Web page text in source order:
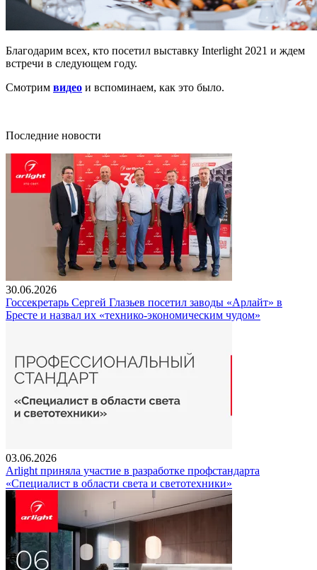
Благодарим всех, кто посетил выставку Interlight 2021 и ждем
встречи в следующем году.
Смотрим видео и вспоминаем, как это было.
Последние новости
30.06.2026
Госсекретарь Сергей Глазьев посетил заводы «Арлайт» в
Бресте и назвал их «технико-экономическим чудом»
03.06.2026
Arlight приняла участие в разработке профстандарта
«Специалист в области света и светотехники»